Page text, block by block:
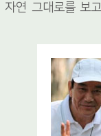
자연 그대로를 보